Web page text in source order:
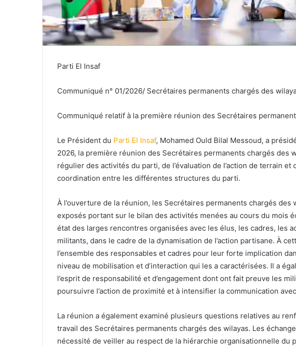
Parti El Insaf
Communiqué n° 01/2026/ Secrétaires permanents chargés des
Communiqué relatif à la première réunion des Secrétaires
Le Président du Parti El Insaf, Mohamed Ould Bilal Messoud, a
2026, la première réunion des Secrétaires permanents chargés des
régulier des activités du parti, de l’évaluation de l’action de terrain et
coordination entre les différentes structures du parti.
À l’ouverture de la réunion, les Secrétaires permanents chargés des
exposés portant sur le bilan des activités menées au cours du mois
état des larges rencontres organisées avec les élus, les cadres, les
militants, dans le cadre de la dynamisation de l’action partisane. À
l’ensemble des responsables et cadres pour leur forte implication
niveau de mobilisation et d’interaction qui les a caractérisées. Il a
l’esprit de responsabilité et d’engagement dont ont fait preuve les
poursuivre l’action de proximité et à intensifier la communication
La réunion a également examiné plusieurs questions relatives au
travail des Secrétaires permanents chargés des wilayas. Les
nécessité de veiller au respect de la hiérarchie organisationnelle du